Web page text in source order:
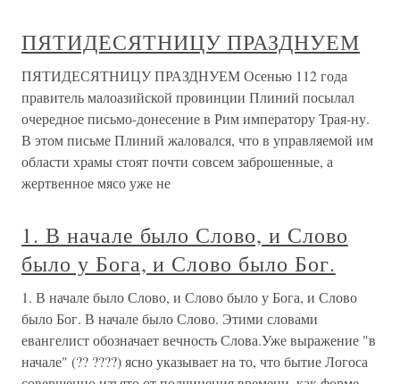
ПЯТИДЕСЯТНИЦУ ПРАЗДНУЕМ
ПЯТИДЕСЯТНИЦУ ПРАЗДНУЕМ Осенью 112 года
правитель малоазийской провинции Плиний посылал
очередное письмо-донесение в Рим императору Трая-ну.
В этом письме Плиний жаловался, что в управляемой им
области храмы стоят почти совсем заброшенные, а
жертвенное мясо уже не
1. В начале было Слово, и Слово
было у Бога, и Слово было Бог.
1. В начале было Слово, и Слово было у Бога, и Слово
было Бог. В начале было Слово. Этими словами
евангелист обозначает вечность Слова.Уже выражение "в
начале" (?? ????) ясно указывает на то, что бытие Логоса